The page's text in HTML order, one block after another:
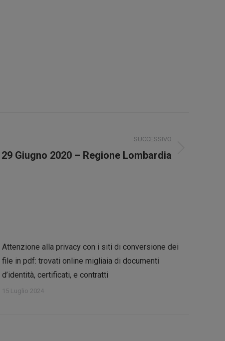
SUCCESSIVO
Giugno 2020 – Regione Lombardia
Attenzione alla privacy con i siti di conversione dei
file in pdf: trovati online migliaia di documenti
d’identità, certificati, e contratti
15 Luglio 2024